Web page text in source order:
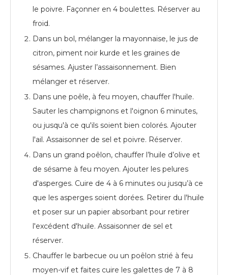
le poivre. Façonner en 4 boulettes. Réserver au
froid.
Dans un bol, mélanger la mayonnaise, le jus de
citron, piment noir kurde et les graines de
sésames. Ajuster l’assaisonnement. Bien
mélanger et réserver.
Dans une poêle, à feu moyen, chauffer l'huile.
Sauter les champignons et l'oignon 6 minutes,
ou jusqu'à ce qu'ils soient bien colorés. Ajouter
l'ail. Assaisonner de sel et poivre. Réserver.
Dans un grand poêlon, chauffer l’huile d’olive et
de sésame à feu moyen. Ajouter les pelures
d'asperges. Cuire de 4 à 6 minutes ou jusqu’à ce
que les asperges soient dorées. Retirer du l'huile
et poser sur un papier absorbant pour retirer
l'excédent d'huile. Assaisonner de sel et
réserver.
Chauffer le barbecue ou un poêlon strié à feu
moyen-vif et faites cuire les galettes de 7 à 8